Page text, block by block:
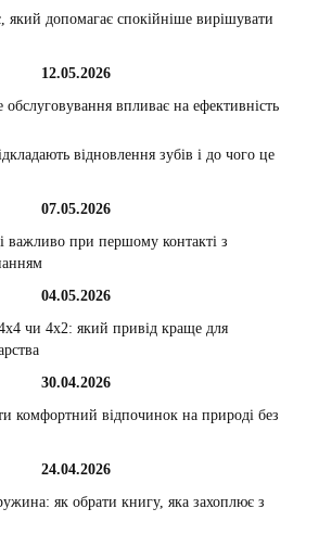
який допомагає спокійніше вирішувати
12.05.2026
впливає на ефективність
відновлення зубів і до чого це
07.05.2026
важливо при першому контакті з
04.05.2026
чи 4х2: який привід краще для
30.04.2026
комфортний відпочинок на природі без
24.04.2026
як обрати книгу, яка захоплює з